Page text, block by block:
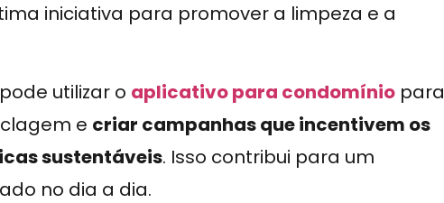
iniciativa para promover a limpeza e a
pode utilizar o aplicativo para condomínio para
e criar campanhas que incentivem os
sustentáveis. Isso contribui para um
no dia a dia.